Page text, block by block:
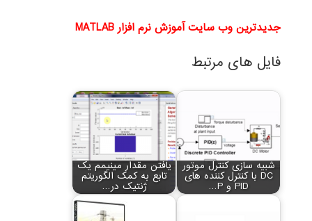
جدیدترین وب سایت آموزش نرم افزار MATLAB
فایل های مرتبط
شبیه سازی کنترل موتور
DC با کنترل کننده های
PID و P…
یافتن مقدار مینیمم یک
تابع به کمک الگوریتم
ژنتیک در…